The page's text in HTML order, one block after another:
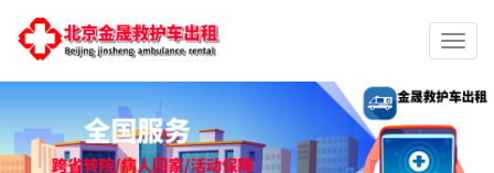
切
换
导
航